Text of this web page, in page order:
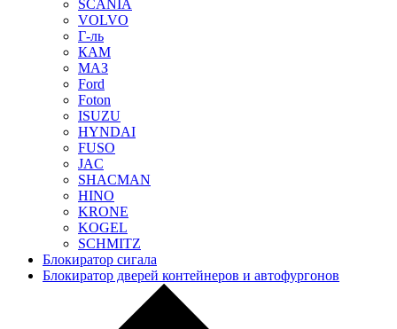
SCANIA
VOLVO
Г-ль
КАМ
МАЗ
Ford
Foton
ISUZU
HYNDAI
FUSO
JAC
SHACMAN
HINO
KRONE
KOGEL
SCHMITZ
Блокиратор сигала
Блокиратор дверей контейнеров и автофургонов